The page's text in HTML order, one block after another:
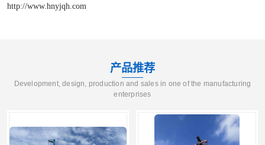
http://www.hnyjqh.com
产品推荐
Development, design, production and sales in one of the manufacturing
enterprises